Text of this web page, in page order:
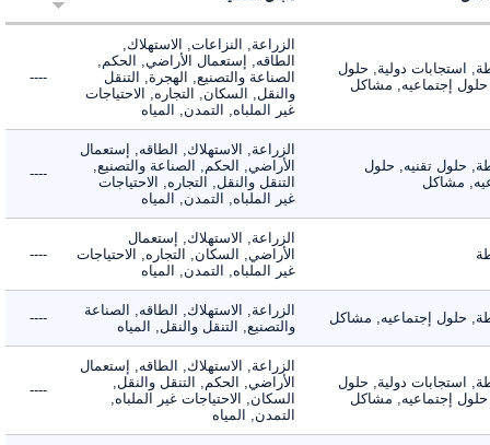
استجابات دولية, حلول
إجتماعيه, مشاكل
الزراعة, النزاعات, الاستهلاك,
الطاقه, إستعمال الأراضي, الحكم,
الصناعة والتصنيع, الهجرة, التنقل
والنقل, السكان, التجاره, الاحتياجات
غير الملباه, التمدن, المياه
----
حلول تقنيه, حلول
مشاكل
الزراعة, الاستهلاك, الطاقه, إستعمال
الأراضي, الحكم, الصناعة والتصنيع,
التنقل والنقل, التجاره, الاحتياجات
غير الملباه, التمدن, المياه
----
الزراعة, الاستهلاك, إستعمال
الأراضي, السكان, التجاره, الاحتياجات
غير الملباه, التمدن, المياه
----
حلول إجتماعيه, مشاكل
الزراعة, الاستهلاك, الطاقه, الصناعة
والتصنيع, التنقل والنقل, المياه
----
استجابات دولية, حلول
إجتماعيه, مشاكل
الزراعة, الاستهلاك, الطاقه, إستعمال
الأراضي, الحكم, التنقل والنقل,
السكان, الاحتياجات غير الملباه,
التمدن, المياه
----